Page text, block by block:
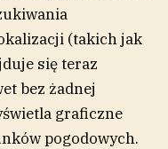
(takich jak
się teraz
bez żadnej
graficzne
pogodowych.